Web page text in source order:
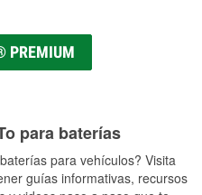
PREMIUM
para baterías
para vehículos? Visita
guías informativas, recursos